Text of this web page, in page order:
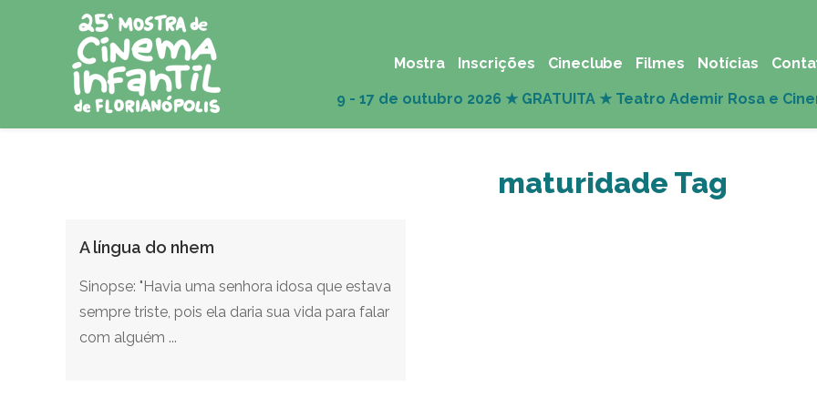
Mostra Inscrições Cineclube Filmes Notícias
maturidade Tag
A língua do nhem
Sinopse: "Havia uma senhora idosa que estava
sempre triste, pois ela daria sua vida para falar
com alguém ...